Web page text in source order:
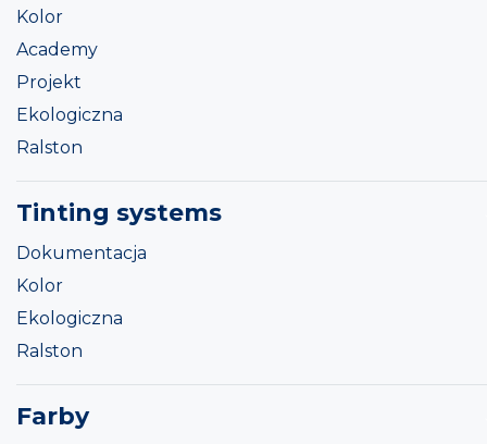
Kolor
Academy
Projekt
Ekologiczna
Ralston
Tinting systems
Dokumentacja
Kolor
Ekologiczna
Ralston
Farby